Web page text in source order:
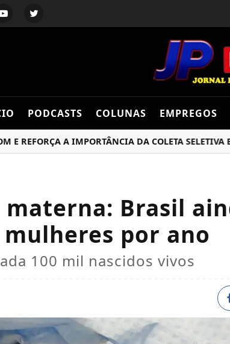
PODCASTS COLUNAS EMPREGOS
A IMPORTÂNCIA DA COLETA SELETIVA EM
Brasil
por ano
100 mil nascidos vivos